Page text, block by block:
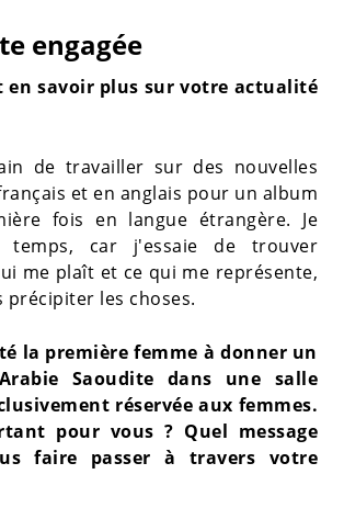
engagée
en savoir plus sur votre actualité
de travailler sur des nouvelles
et en anglais pour un album
fois en langue étrangère. Je
temps, car j'essaie de trouver
me plaît et ce qui me représente,
précipiter les choses.
la première femme à donner un
Saoudite dans une salle
réservée aux femmes.
pour vous ? Quel message
faire passer à travers votre